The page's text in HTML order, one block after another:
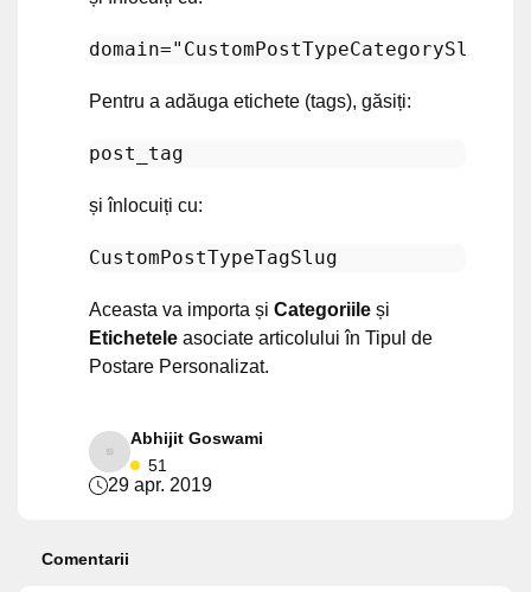
domain="CustomPostTypeCategorySlug"
Pentru a adăuga etichete (tags), găsiți:
și înlocuiți cu:
Aceasta va importa și Categoriile și
Etichetele asociate articolului în Tipul de
Postare Personalizat.
Abhijit Goswami
51
29 apr. 2019
Comentarii